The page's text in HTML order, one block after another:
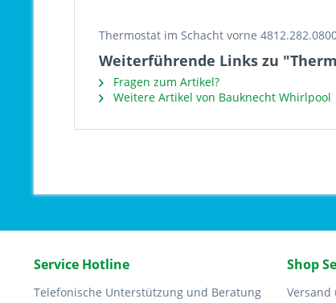
Thermostat im Schacht vorne
Weiterführende Links zu
Fragen zum Artikel?
Weitere Artikel von Bauknecht Whirlpool
Service Hotline
Telefonische Unterstützung und Beratung
Shop
Versand